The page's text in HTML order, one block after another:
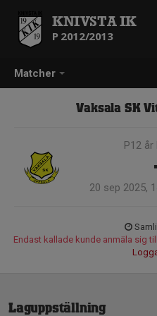
Matcher
KNIVSTA IK
P 2012/2013
Vaksala SK
P12 år
20 sep 2025,
Endast kallade kunde anmäla sig
Laguppställning